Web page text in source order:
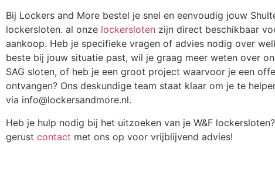
Bij Lockers and More bestel je snel en eenvoudig jouw
lockersloten. al onze lockersloten zijn direct beschikbaar
aankoop. Heb je specifieke vragen of advies nodig over
beste bij jouw situatie past, wil je graag meer weten over
SAG sloten, of heb je een groot project waarvoor je een
ontvangen? Ons deskundige team staat klaar om je te
via info@lockersandmore.nl.
Heb je hulp nodig bij het uitzoeken van je W&F
gerust contact met ons op voor vrijblijvend advies!